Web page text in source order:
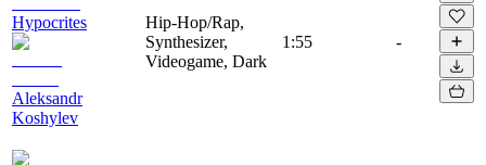
Hypocrites
Aleksandr
Koshylev
Hip-Hop/Rap,
Synthesizer,
Videogame, Dark
1:55 -